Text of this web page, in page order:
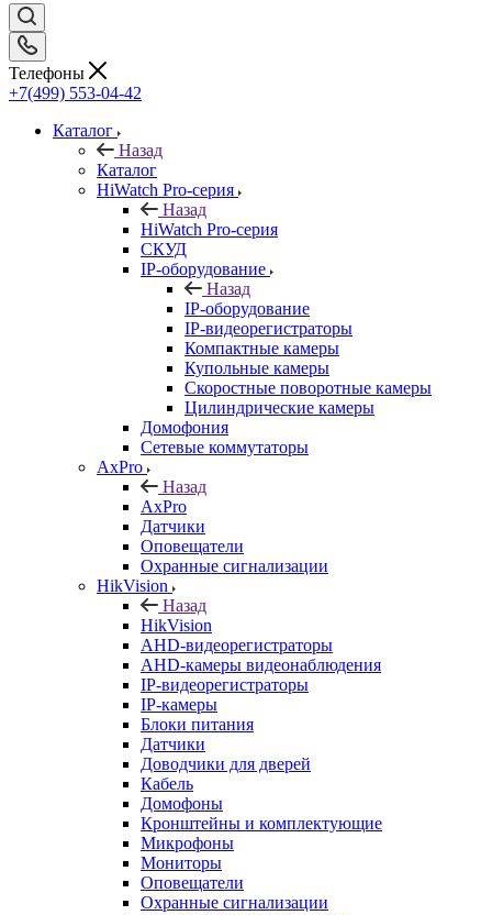
Телефоны
+7(499) 553-04-42
Каталог
Назад
Каталог
HiWatch Pro-серия
Назад
HiWatch Pro-серия
CКУД
IP-оборудование
Назад
IP-оборудование
IP-видеорегистраторы
Компактные камеры
Купольные камеры
Скоростные поворотные камеры
Цилиндрические камеры
Домофония
Сетевые коммутаторы
AxPro
Назад
AxPro
Датчики
Оповещатели
Охранные сигнализации
HikVision
Назад
HikVision
AHD-видеорегистраторы
AHD-камеры видеонаблюдения
IP-видеорегистраторы
IP-камеры
Блоки питания
Датчики
Доводчики для дверей
Кабель
Домофоны
Кронштейны и комплектующие
Микрофоны
Мониторы
Оповещатели
Охранные сигнализации